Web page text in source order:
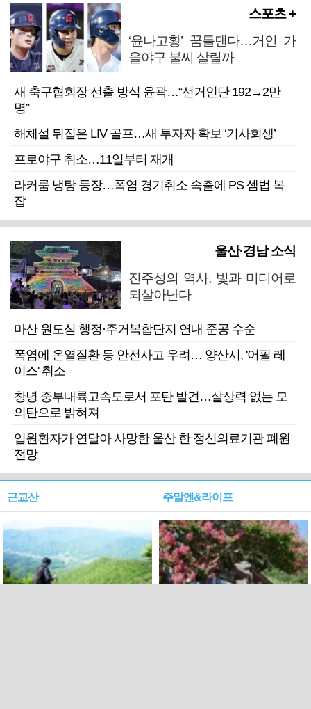
스포츠 +
‘윤나고황’ 꿈틀댄다…거인 가
을야구 불씨 살릴까
새 축구협회장 선출 방식 윤곽…“선거인단 192→2만
명”
해체설 뒤집은 LIV 골프…새 투자자 확보 ‘기사회생’
프로야구 취소…11일부터 재개
라커룸 냉탕 등장…폭염 경기취소 속출에 PS 셈법 복
잡
울산·경남 소식
진주성의 역사, 빛과 미디어로
되살아난다
마산 원도심 행정·주거복합단지 연내 준공 수순
폭염에 온열질환 등 안전사고 우려… 양산시, '어필 레
이스' 취소
창녕 중부내륙고속도로서 포탄 발견…살상력 없는 모
의탄으로 밝혀져
입원환자가 연달아 사망한 울산 한 정신의료기관 폐원
전망
근교산 주말엔&라이프